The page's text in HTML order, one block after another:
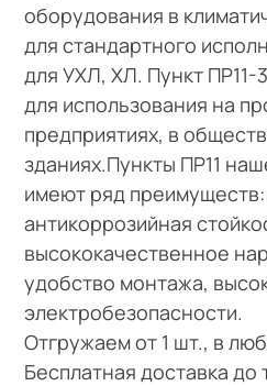
оборудования в
для стандартного
для УХЛ, ХЛ. Пункт ПР11-
для использования на
предприятиях, в
зданиях.Пункты ПР11
имеют ряд
антикоррозийная
высококачественное
удобство монтажа,
электробезопасности.
Отгружаем от 1 шт., в
Бесплатная доставка до